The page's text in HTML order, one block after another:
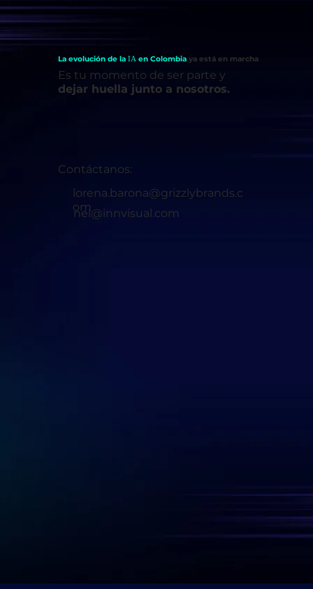
La evolución de laIA en Colombia ya está en marcha
Es tu momento de ser parte y
dejar huella junto a nosotros.
Contáctanos:
lorena.barona@grizzlybrands.c
om
nel@innvisual.com